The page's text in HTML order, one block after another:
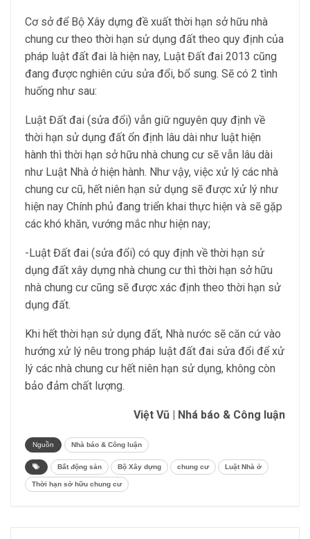
Cơ sở để Bộ Xây dựng đề xuất thời hạn sở hữu nhà
chung cư theo thời hạn sử dụng đất theo quy định của
pháp luật đất đai là hiện nay, Luật Đất đai 2013 cũng
đang được nghiên cứu sửa đổi, bổ sung. Sẽ có 2 tình
huống như sau:
Luật Đất đai (sửa đổi) vẫn giữ nguyên quy định về
thời hạn sử dụng đất ổn định lâu dài như luật hiện
hành thì thời hạn sở hữu nhà chung cư sẽ vẫn lâu dài
như Luật Nhà ở hiện hành. Như vậy, việc xử lý các nhà
chung cư cũ, hết niên hạn sử dụng sẽ được xử lý như
hiện nay Chính phủ đang triển khai thực hiện và sẽ gặp
các khó khăn, vướng mắc như hiện nay;
-Luật Đất đai (sửa đổi) có quy định về thời hạn sử
dụng đất xây dựng nhà chung cư thì thời hạn sở hữu
nhà chung cư cũng sẽ được xác định theo thời hạn sử
dụng đất.
Khi hết thời hạn sử dụng đất, Nhà nước sẽ căn cứ vào
hướng xử lý nêu trong pháp luật đất đai sửa đổi để xử
lý các nhà chung cư hết niên hạn sử dụng, không còn
bảo đảm chất lượng.
Việt Vũ | Nhá báo & Công luận
Nguồn Nhà báo & Công luận
Bất động sản Bộ Xây dựng chung cư Luật Nhà ở
Thời hạn sở hữu chung cư